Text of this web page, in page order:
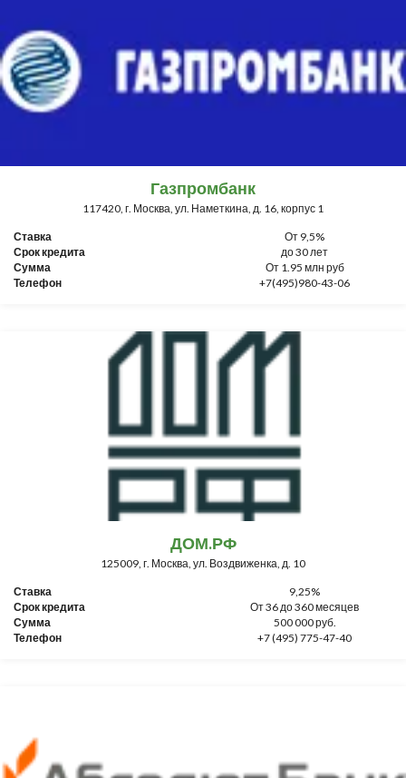
Газпромбанк
117420, г. Москва, ул. Наметкина, д. 16, корпус 1
Ставка
От 9,5%
Срок кредита
до 30 лет
Сумма
От 1.95 млн руб
Телефон
+7(495)980-43-06
ДОМ.РФ
125009, г. Москва, ул. Воздвиженка, д. 10
Ставка
9,25%
Срок кредита
От 36 до 360 месяцев
Сумма
500 000 руб.
Телефон
+7 (495) 775-47-40